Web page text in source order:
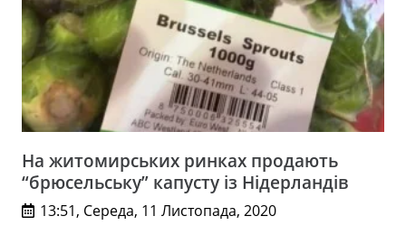
На житомирських ринках продають
“брюсельську” капусту із Нідерландів
13:51, Середа, 11 Листопада, 2020